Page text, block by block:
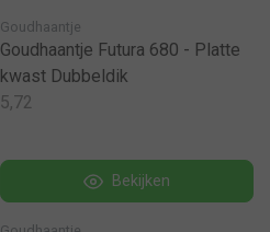
Goudhaantje
Goudhaantje Futura 680 - Platte
kwast Dubbeldik
5,72
Bekijken